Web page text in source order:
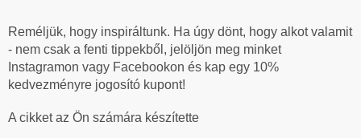
Reméljük, hogy inspiráltunk. Ha úgy dönt, hogy alkot valamit
- nem csak a fenti tippekből, jelöljön meg minket
Instagramon vagy Facebookon és kap egy 10%
kedvezményre jogosító kupont!
A cikket az Ön számára készítette